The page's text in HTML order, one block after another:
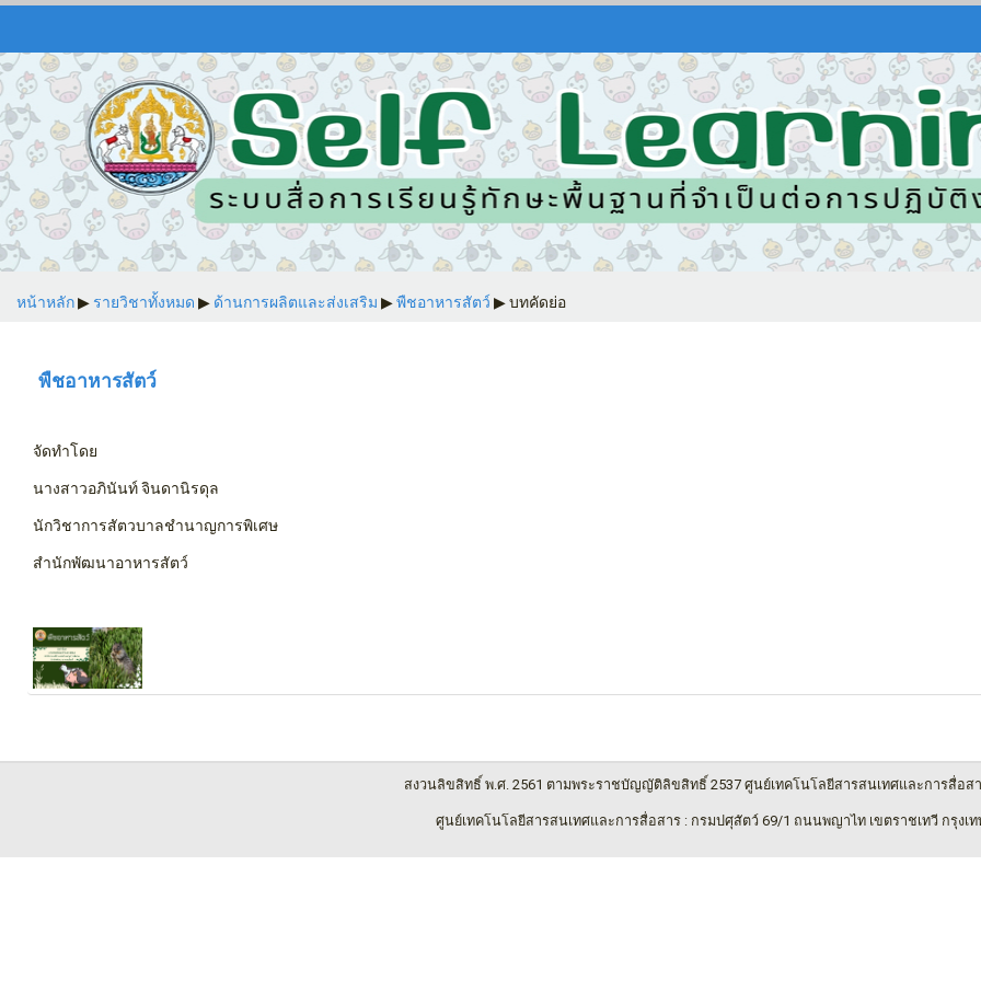
หน้าหลัก▶︎ รายวิชาทั้งหมด ▶︎ ด้านการผลิตและส่งเสริม ▶︎พืชอาหารสัตว์ ▶︎บทคัดย่อ
พืชอาหารสัตว์
จัดทำโดย
นางสาวอภินันท์ จินดานิรดุล
นักวิชาการสัตวบาลชำนาญการพิเศษ
สำนักพัฒนาอาหารสัตว์
สงวนลิขสิทธิ์ พ.ศ. 2561 ตามพระราชบัญญัติลิขสิทธิ์ 2537 ศูนย์เทคโนโลยีสารสนเทศและการสื่อส
ศูนย์เทคโนโลยีสารสนเทศและการสื่อสาร : กรมปศุสัตว์ 69/1 ถนนพญาไท เขตราชเทวี กรุงเท